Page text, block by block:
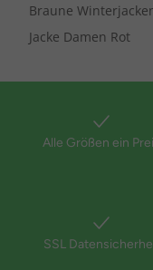
Braune
Jacke Damen Rot
Alle Größen ein
SSL